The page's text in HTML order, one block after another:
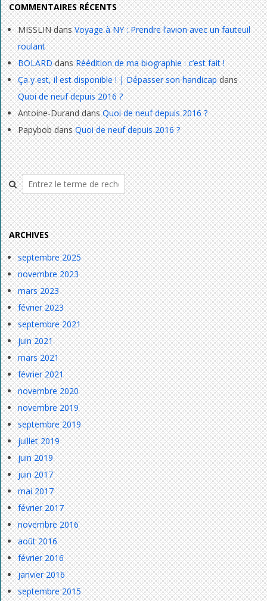
COMMENTAIRES RÉCENTS
MISSLINdansVoyage à NY : Prendre l’avion avec un fauteuil
roulant
BOLARDdansRéédition de ma biographie : c’est fait !
Ça y est, il est disponible ! | Dépasser son handicapdans
Quoi de neuf depuis 2016 ?
Antoine-DuranddansQuoi de neuf depuis 2016 ?
PapybobdansQuoi de neuf depuis 2016 ?
Rechercher
ARCHIVES
septembre 2025
novembre 2023
mars 2023
février 2023
septembre 2021
juin 2021
mars 2021
février 2021
novembre 2020
novembre 2019
septembre 2019
juillet 2019
juin 2019
juin 2017
mai 2017
février 2017
novembre 2016
août 2016
février 2016
janvier 2016
septembre 2015